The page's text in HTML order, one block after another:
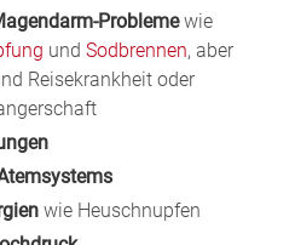
Problemewie
und Sodbrennen, aber
Reisekrankheit oder
wie Heuschnupfen